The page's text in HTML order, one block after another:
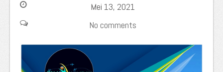
Mei 13, 2021
No comments